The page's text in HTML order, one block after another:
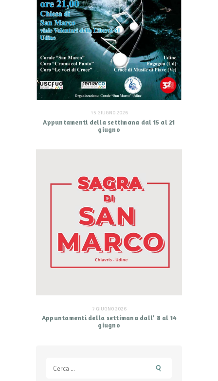
15 GIUGNO 2026
Appuntamenti della settimana dal 15 al 21
giugno
7 GIUGNO 2026
Appuntamenti della settimana dall’ 8 al 14
giugno
per: